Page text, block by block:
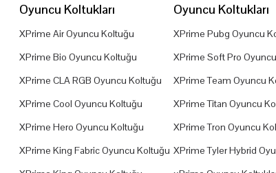
Oyuncu Koltukları
XPrime Air Oyuncu Koltuğu
XPrime Bio Oyuncu Koltuğu
XPrime CLA RGB Oyuncu Koltuğu
XPrime Cool Oyuncu Koltuğu
XPrime Hero Oyuncu Koltuğu
XPrime King Fabric Oyuncu Koltuğu
Oyuncu Koltukları
XPrime Pubg Oyuncu
XPrime Soft Pro
XPrime Team Oyuncu
XPrime Titan Oyuncu
XPrime Tron Oyuncu
XPrime Tyler Hybrid